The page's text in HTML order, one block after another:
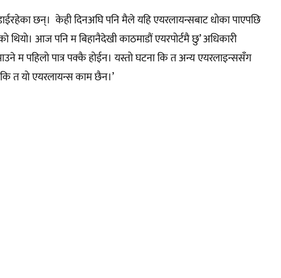
छन्। केही दिनअघि पनि मैले यहि एयरलायन्सबाट धोका पाएपछि
थियो। आज पनि म बिहानैदेखी काठमाडौं एयरपोर्टमै छु’ अधिकारी
म पहिलो पात्र पक्कै होईन। यस्तो घटना कि त अन्य एयरलाइन्ससँग
त यो एयरलायन्स काम छैन।’